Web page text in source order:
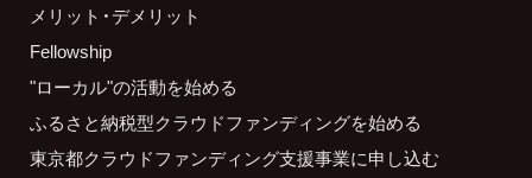
メリット・デメリット
Fellowship
"ローカル"の活動を始める
ふるさと納税型クラウドファンディングを始める
東京都クラウドファンディング支援事業に申し込む